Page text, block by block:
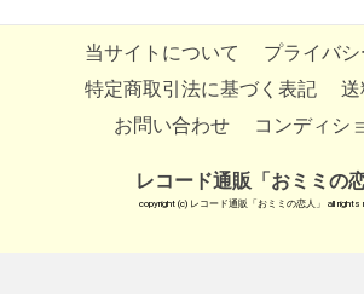
当サイトについて
プライバ
特定商取引法に基づく表記
送
お問い合わせ
コンディシ
レコード通販「おミミの恋
copyright (c) レコード通販「おミミの恋人」 all rights